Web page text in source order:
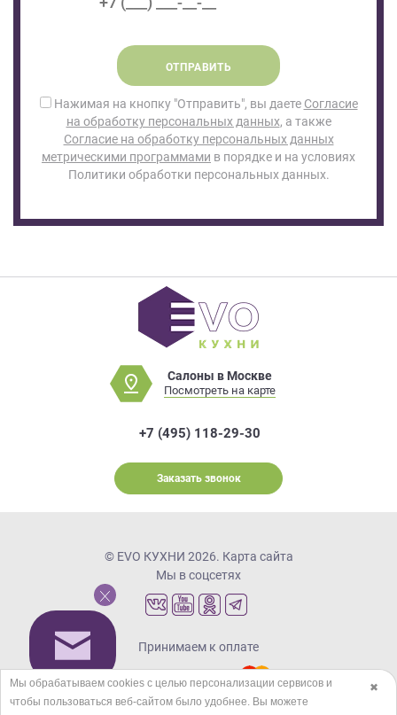
ОТПРАВИТЬ
Нажимая на кнопку "Отправить", вы даете Согласие
на обработку персональных данных, а также
Согласие на обработку персональных данных
метрическими программами в порядке и на условиях
Политики обработки персональных данных.
Салоны в Москве
Посмотреть на карте
+7 (495) 118-29-30
Заказать звонок
© EVO КУХНИ 2026. Карта сайта
Мы в соцсетях
Принимаем к оплате
✖
Мы обрабатываем cookies с целью персонализации сервисов и
чтобы пользоваться веб-сайтом было удобнее. Вы можете